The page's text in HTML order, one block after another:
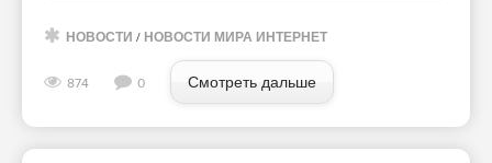
НОВОСТИ / НОВОСТИ МИРА ИНТЕРНЕТ
874 0 Смотреть дальше